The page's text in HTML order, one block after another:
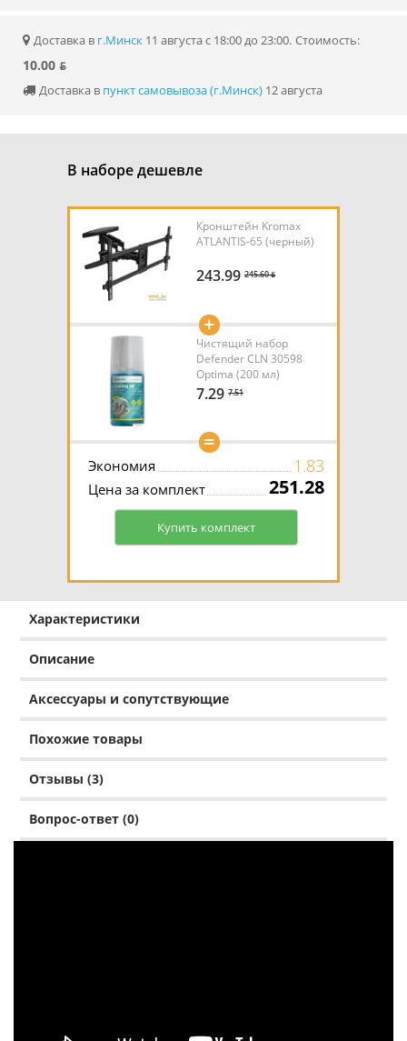
Доставка в г.Минск 11 августа с 18:00 до 23:00. Стоимость:
10.00 ƃ
Доставка в пункт самовывоза (г.Минск) 12 августа
В наборе дешевле
Кронштейн Kromax
ATLANTIS-65 (черный)
243.99 245.60 ƃ
+
Чистящий набор
Defender CLN 30598
Optima (200 мл)
7.29 7.51
=
Экономия 1.83
Цена за комплект 251.28
Купить комплект
Характеристики
Описание
Аксессуары и сопутствующие
Похожие товары
Отзывы (3)
Вопрос-ответ (0)